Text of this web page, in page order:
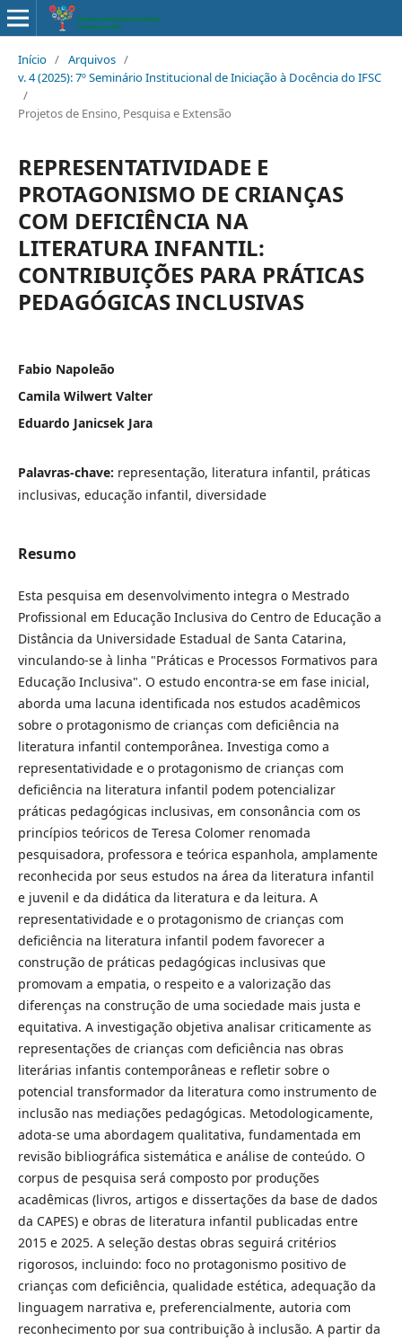
Início / Arquivos /
v. 4 (2025): 7º Seminário Institucional de Iniciação à Docência do IFSC
/
Projetos de Ensino, Pesquisa e Extensão
REPRESENTATIVIDADE E
PROTAGONISMO DE CRIANÇAS
COM DEFICIÊNCIA NA
LITERATURA INFANTIL:
CONTRIBUIÇÕES PARA PRÁTICAS
PEDAGÓGICAS INCLUSIVAS
Fabio Napoleão
Camila Wilwert Valter
Eduardo Janicsek Jara
Palavras-chave: representação, literatura infantil, práticas
inclusivas, educação infantil, diversidade
Resumo
Esta pesquisa em desenvolvimento integra o Mestrado
Profissional em Educação Inclusiva do Centro de Educação a
Distância da Universidade Estadual de Santa Catarina,
vinculando-se à linha "Práticas e Processos Formativos para
Educação Inclusiva". O estudo encontra-se em fase inicial,
aborda uma lacuna identificada nos estudos acadêmicos
sobre o protagonismo de crianças com deficiência na
literatura infantil contemporânea. Investiga como a
representatividade e o protagonismo de crianças com
deficiência na literatura infantil podem potencializar
práticas pedagógicas inclusivas, em consonância com os
princípios teóricos de Teresa Colomer renomada
pesquisadora, professora e teórica espanhola, amplamente
reconhecida por seus estudos na área da literatura infantil
e juvenil e da didática da literatura e da leitura. A
representatividade e o protagonismo de crianças com
deficiência na literatura infantil podem favorecer a
construção de práticas pedagógicas inclusivas que
promovam a empatia, o respeito e a valorização das
diferenças na construção de uma sociedade mais justa e
equitativa. A investigação objetiva analisar criticamente as
representações de crianças com deficiência nas obras
literárias infantis contemporâneas e refletir sobre o
potencial transformador da literatura como instrumento de
inclusão nas mediações pedagógicas. Metodologicamente,
adota-se uma abordagem qualitativa, fundamentada em
revisão bibliográfica sistemática e análise de conteúdo. O
corpus de pesquisa será composto por produções
acadêmicas (livros, artigos e dissertações da base de dados
da CAPES) e obras de literatura infantil publicadas entre
2015 e 2025. A seleção destas obras seguirá critérios
rigorosos, incluindo: foco no protagonismo positivo de
crianças com deficiência, qualidade estética, adequação da
linguagem narrativa e, preferencialmente, autoria com
reconhecimento por sua contribuição à inclusão. A partir da